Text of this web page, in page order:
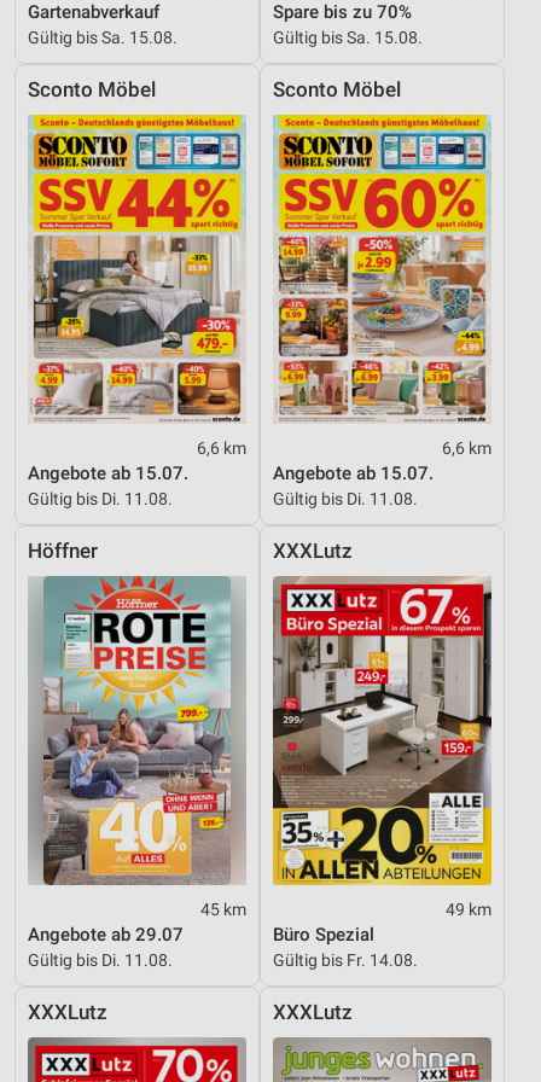
Gartenabverkauf
Gültig bis Sa. 15.08.
Spare bis zu 70%
Gültig bis Sa. 15.08.
Sconto Möbel
6,6 km
Angebote ab 15.07.
Gültig bis Di. 11.08.
Sconto Möbel
6,6 km
Angebote ab 15.07.
Gültig bis Di. 11.08.
Höffner
45 km
Angebote ab 29.07
Gültig bis Di. 11.08.
XXXLutz
49 km
Büro Spezial
Gültig bis Fr. 14.08.
XXXLutz XXXLutz
Erstellung von Profilen zur Personalisierung
Verwendung von Profilen zur Auswahl
personalisierter Inhalte
Messung der Werbeleistung
Messung der Performance von Inhalten
Analyse von Zielgruppen durch Statistiken oder
Kombinationen von Daten aus verschiedenen
Quellen
Entwicklung und Verbesserung der Angebote
Verwendung reduzierter Daten zur Auswahl von
IAB-Besonderheiten:
Informationen identifizieren
Nicht-IAB-Verarbeitungszwecke:
Notwendig
Performance
Funktional
Werbung